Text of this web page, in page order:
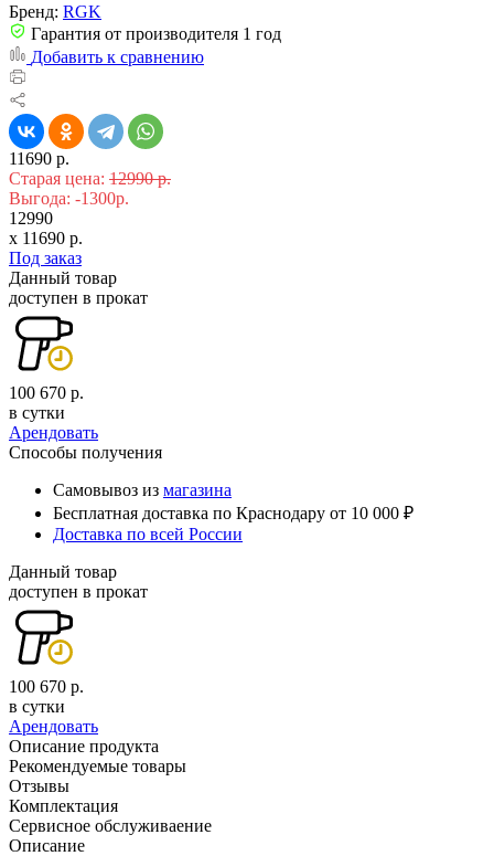
Бренд: RGK
Гарантия от производителя 1 год
Добавить к сравнению
11690 р.
Старая цена: 12990 р.
Выгода: -1300р.
12990
x 11690 р.
Под заказ
Данный товар
доступен в прокат
100 670 р.
в сутки
Арендовать
Способы получения
Самовывоз из магазина
Бесплатная доставка по Краснодару от 10 000 ₽
Доставка по всей России
Данный товар
доступен в прокат
100 670 р.
в сутки
Арендовать
Описание продукта
Рекомендуемые товары
Отзывы
Комплектация
Сервисное обслуживаение
Описание